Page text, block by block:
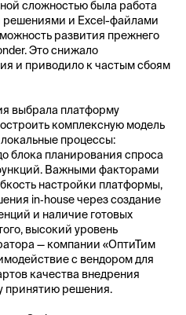
сложностью была работа
решениями и Excel-файлами
развития прежнего
Это снижало
и приводило к частым сбоям
выбрала платформу
комплексную модель
локальные процессы:
блока планирования спроса
Важными факторами
настройки платформы,
in‑house через создание
и наличие готовых
высокий уровень
— компании «ОптиТим
с вендором для
качества внедрения
принятию решения.